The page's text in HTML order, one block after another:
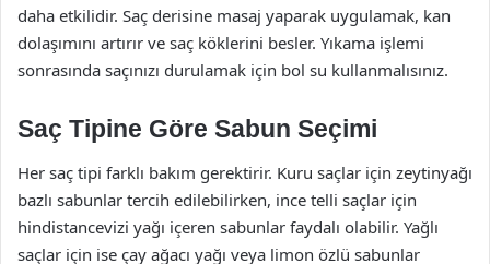
daha etkilidir. Saç derisine masaj yaparak uygulamak, kan
dolaşımını artırır ve saç köklerini besler. Yıkama işlemi
sonrasında saçınızı durulamak için bol su kullanmalısınız.
Saç Tipine Göre Sabun Seçimi
Her saç tipi farklı bakım gerektirir. Kuru saçlar için zeytinyağı
bazlı sabunlar tercih edilebilirken, ince telli saçlar için
hindistancevizi yağı içeren sabunlar faydalı olabilir. Yağlı
saçlar için ise çay ağacı yağı veya limon özlü sabunlar